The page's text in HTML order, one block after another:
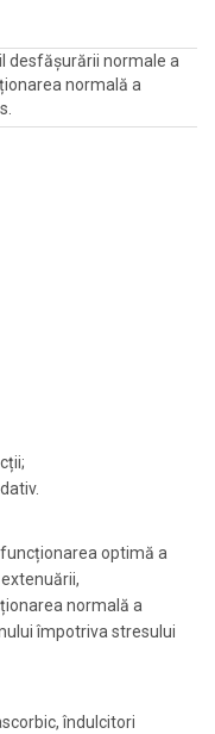
desfășurării normale a
normală a
optimă a
normală a
împotriva stresului
îndulcitori